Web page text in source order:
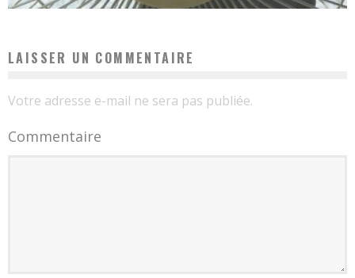
LAISSER UN COMMENTAIRE
Votre adresse e-mail ne sera pas publiée.
Commentaire